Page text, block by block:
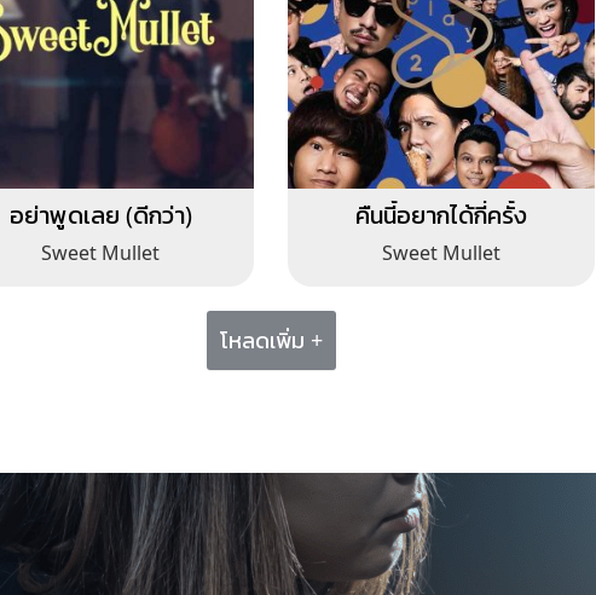
อย่าพูดเลย (ดีกว่า)
Sweet Mullet
คืนนี้อยากได้กี่ครั้ง
Sweet Mullet
โหลดเพิ่ม +